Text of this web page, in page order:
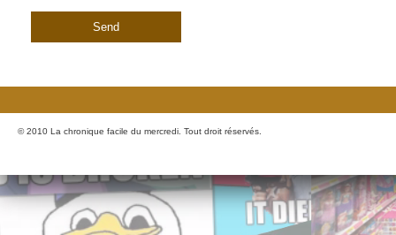
© 2010 La chronique facile du mercredi. Tout droit réservés.